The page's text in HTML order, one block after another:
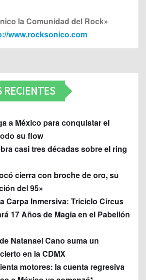
la Comunidad del Rock»
www.rocksonico.com
RECIENTES
a México para conquistar el
su flow
casi tres décadas sobre el ring
cierra con broche de oro, su
del 95»
Carpa Inmersiva: Triciclo Circus
17 Años de Magia en el Pabellón
Natanael Cano suma un
en la CDMX
motores: la cuenta regresiva